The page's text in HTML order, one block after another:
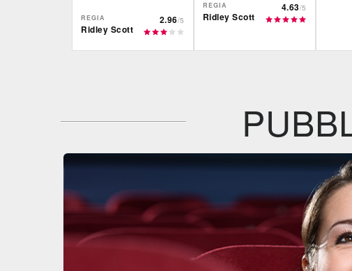
REGIA
Ridley Scott
2.96/5
REGIA
Ridley Scott
4.63/5